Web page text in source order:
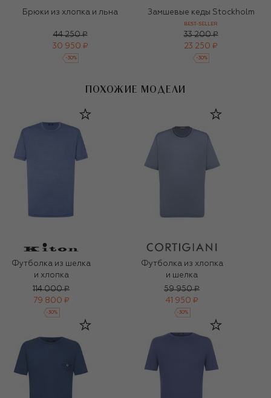
Брюки из хлопка и льна
44 250 ₽
30 950 ₽
-30%
Замшевые кеды Stockholm
BEST-SELLER
33 200 ₽
23 250 ₽
-30%
ПОХОЖИЕ МОДЕЛИ
Футболка из шелка
и хлопка
114 000 ₽
79 800 ₽
-30%
Футболка из хлопка
и шелка
59 950 ₽
41 950 ₽
-30%